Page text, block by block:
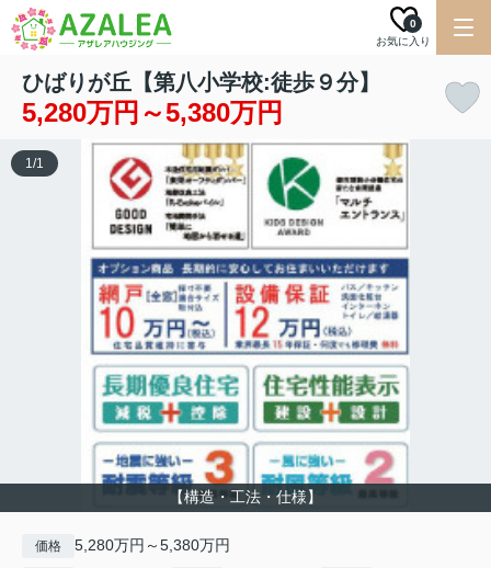
お気に入り
0
ひばりが丘【第八小学校:徒歩９分】
5,280万円～5,380万円
【構造・工法・仕様】
1/1
価格 5,280万円～5,380万円